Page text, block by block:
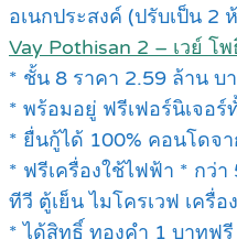
อเนกประสงค์ (ปรับเป็น 2
Vay Pothisan 2 – เวย์ โ
* ชั้น 8 ราคา 2.59 ล้าน บ
* พร้อมอยู่ ฟรีเฟอร์นิเจอร์
* ยื่นกู้ได้ 100% คอนโดจ
* ฟรีเครื่องใช้ไฟฟ้า * กว่า
ทีวี ตู้เย็น ไมโครเวฟ เครื่
* ได้สิทธิ์ ทองคำ 1 บาทฟรี